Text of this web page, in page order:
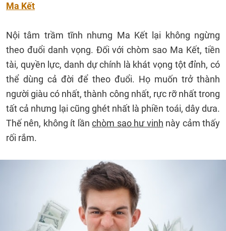
Ma Kết
Nội tâm trầm tĩnh nhưng Ma Kết lại không ngừng
theo đuổi danh vọng. Đối với chòm sao Ma Kết, tiền
tài, quyền lực, danh dự chính là khát vọng tột đỉnh, có
thể dùng cả đời để theo đuổi. Họ muốn trở thành
người giàu có nhất, thành công nhất, rực rỡ nhất trong
tất cả nhưng lại cũng ghét nhất là phiền toái, dây dưa.
Thế nên, không ít lầnchòm sao hư vinh này cảm thấy
rối rắm.